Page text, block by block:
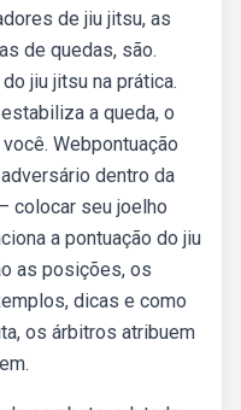
de jiu jitsu, as
de quedas, são.
jiu jitsu na prática.
a queda, o
Webpontuação
dentro da
colocar seu joelho
a pontuação do jiu
as posições, os
dicas e como
os árbitros atribuem